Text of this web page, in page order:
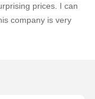
prices. I can
company is very